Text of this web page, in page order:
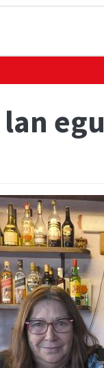
lan